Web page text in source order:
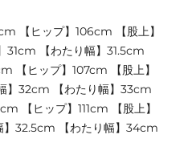
【ヒップ】106cm 【股上】
31cm 【わたり幅】31.5cm
【ヒップ】107cm 【股上】
】32cm 【わたり幅】33cm
【ヒップ】111cm 【股上】
】32.5cm 【わたり幅】34cm